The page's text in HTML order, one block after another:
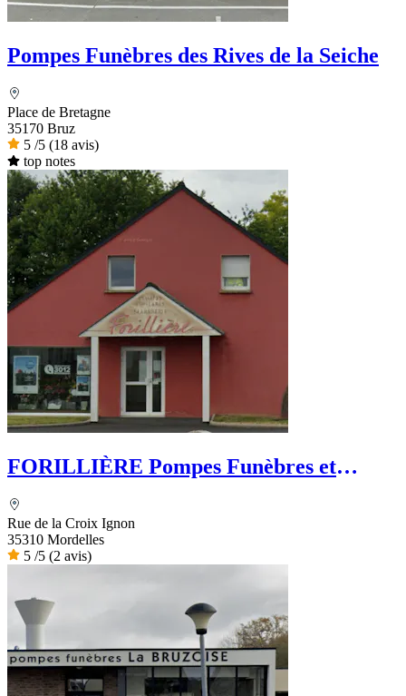
Pompes Funèbres des Rives de la Seiche
Place de Bretagne
35170 Bruz
5 /5 (18 avis)
top notes
FORILLIÈRE Pompes Funèbres et
Rue de la Croix Ignon
35310 Mordelles
5 /5 (2 avis)